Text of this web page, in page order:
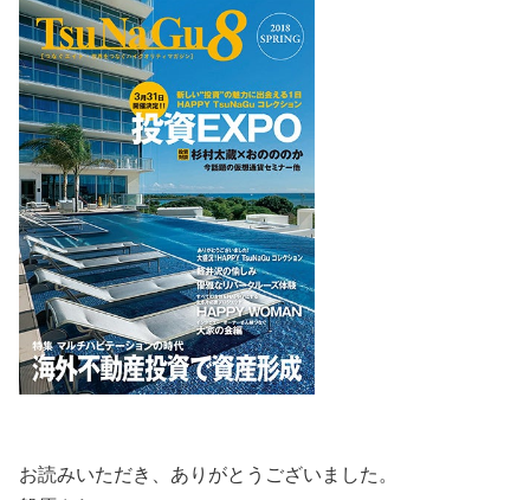
お読みいただき、ありがとうございました。